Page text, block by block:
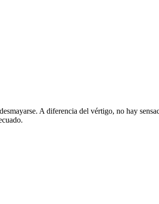
A diferencia del vértigo, no hay